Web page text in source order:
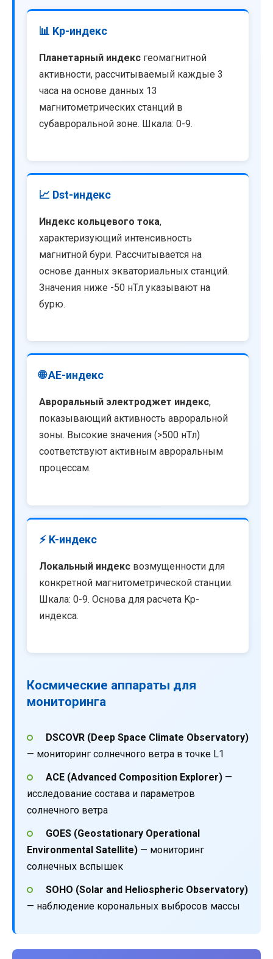
📊 Kp-индекс
Планетарный индекс геомагнитной
активности, рассчитываемый каждые 3
часа на основе данных 13
магнитометрических станций в
субавроральной зоне. Шкала: 0-9.
📈 Dst-индекс
Индекс кольцевого тока,
характеризующий интенсивность
магнитной бури. Рассчитывается на
основе данных экваториальных станций.
Значения ниже -50 нТл указывают на
бурю.
🌐 AE-индекс
Авроральный электроджет индекс,
показывающий активность авроральной
зоны. Высокие значения (>500 нТл)
соответствуют активным авроральным
процессам.
⚡ K-индекс
Локальный индекс возмущенности для
конкретной магнитометрической станции.
Шкала: 0-9. Основа для расчета Kp-
индекса.
Космические аппараты для
мониторинга
DSCOVR (Deep Space Climate Observatory)
— мониторинг солнечного ветра в точке L1
ACE (Advanced Composition Explorer)—
исследование состава и параметров
солнечного ветра
GOES (Geostationary Operational
Environmental Satellite) — мониторинг
солнечных вспышек
SOHO (Solar and Heliospheric Observatory)
— наблюдение корональных выбросов массы